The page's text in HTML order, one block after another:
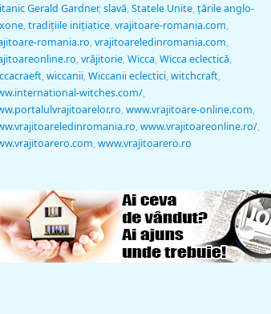
Gerald Gardner,slavă,Statele Unite,țările anglo-
,tradițiile inițiatice,vrajitoare-romania.com,
romania.ro,vrajitoareledinromania.com,
,vrăjitorie,Wicca,Wicca eclectică,
,wiccanii,Wiccanii eclectici,witchcraft,
witches.com/,
,www.vrajitoare-online.com,
,www.vrajitoareonline.ro/,
,www.vrajitoarero.ro